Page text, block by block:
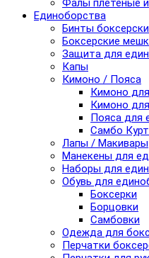
Фалы плетеные
Единоборства
Бинты
Боксерские
Защита для
Капы
Кимоно / Пояса
Кимоно
Кимоно
Пояса для
Самбо
Лапы / Макивары
Манекены для
Наборы для
Обувь для
Боксерки
Борцовки
Самбовки
Одежда для
Перчатки